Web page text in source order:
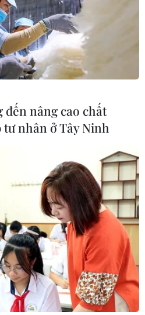
đường
đai 4
tiên tại
việc điều
động giá
phát hành
đến nâng cao chất
nhân ở Tây Ninh